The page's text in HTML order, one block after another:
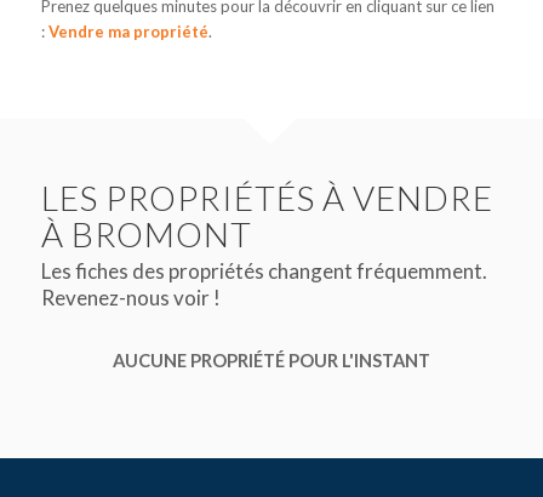
Prenez quelques minutes pour la découvrir en cliquant sur ce lien
:Vendre ma propriété.
LES PROPRIÉTÉS À VENDRE
À BROMONT
Les fiches des propriétés changent fréquemment.
Revenez-nous voir !
AUCUNE PROPRIÉTÉ POUR L'INSTANT